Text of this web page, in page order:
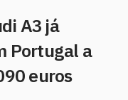
A3 já
Portugal a
euros